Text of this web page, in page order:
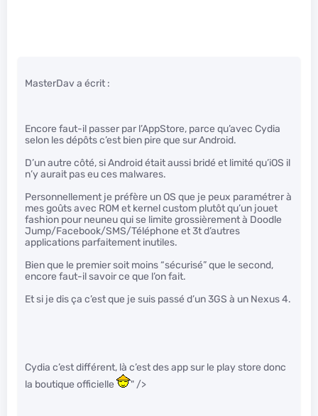
MasterDav a écrit :
Encore faut-il passer par l’AppStore, parce qu’avec Cydia
selon les dépôts c’est bien pire que sur Android.
D’un autre côté, si Android était aussi bridé et limité qu’iOS il
n’y aurait pas eu ces malwares.
Personnellement je préfère un OS que je peux paramétrer à
mes goûts avec ROM et kernel custom plutôt qu’un jouet
fashion pour neuneu qui se limite grossièrement à Doodle
Jump/Facebook/SMS/Téléphone et 3t d’autres
applications parfaitement inutiles.
Bien que le premier soit moins “sécurisé” que le second,
encore faut-il savoir ce que l’on fait.
Et si je dis ça c’est que je suis passé d’un 3GS à un Nexus 4.
Cydia c’est différent, là c’est des app sur le play store donc
la boutique officielle
" />